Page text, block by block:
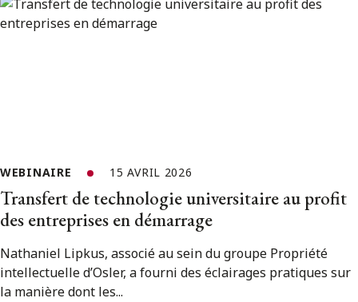
WEBINAIRE 15 AVRIL 2026
Transfert de technologie universitaire au profit
des entreprises en démarrage
Nathaniel Lipkus, associé au sein du groupe Propriété
intellectuelle d’Osler, a fourni des éclairages pratiques sur
la manière dont les...